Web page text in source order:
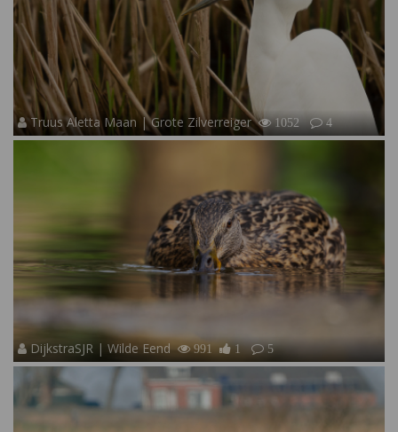
Truus Aletta Maan | Grote Zilverreiger 1052 4
DijkstraSJR | Wilde Eend 991 1 5